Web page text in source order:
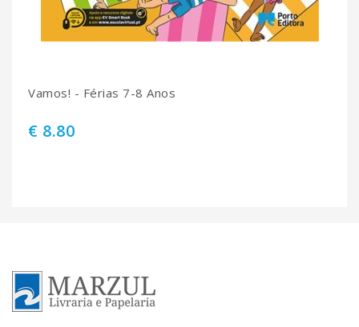
Vamos! - Férias 7-8 Anos
€ 8.80